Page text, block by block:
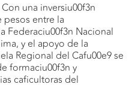
una inversiu00f3n
pesos entre la
Federaciu00f3n Nacional
y el apoyo de la
Regional del Cafu00e9 se
formaciu00f3n y
caficultoras del